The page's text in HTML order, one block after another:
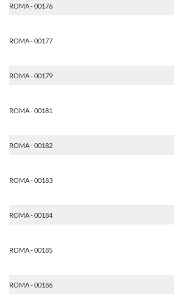
ROMA - 00176
ROMA - 00177
ROMA - 00179
ROMA - 00181
ROMA - 00182
ROMA - 00183
ROMA - 00184
ROMA - 00185
ROMA - 00186